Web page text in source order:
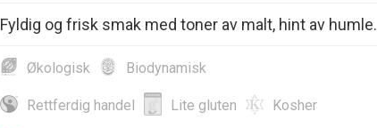
Fyldig og frisk smak med toner av malt, hint av humle.
Økologisk Biodynamisk
Rettferdig handel Lite gluten Kosher